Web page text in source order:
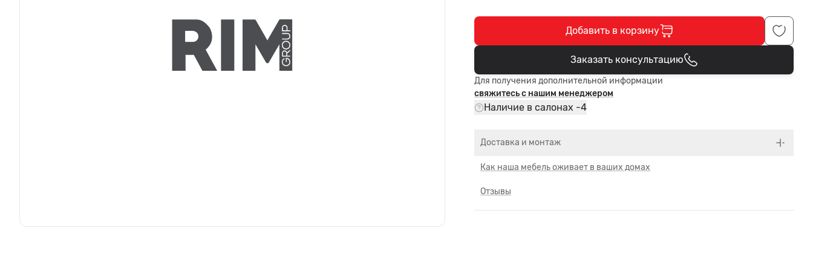
Добавить в корзину
В корзине
Заказать консультацию
Для получения дополнительной информации
свяжитесь с нашим менеджером
Наличие в салонах -4
Доставка и монтаж
Как наша мебель оживает в ваших домах
Отзывы